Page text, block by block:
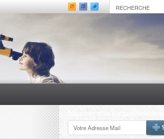
Inscrivez-vous à notre Newsletter